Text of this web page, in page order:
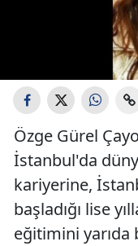
Özge Gürel
İstanbul'da
kariyerine,
başladığı lise
eğitimini yarıda